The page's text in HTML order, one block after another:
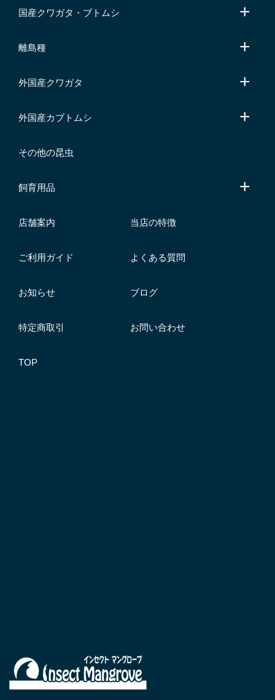
国産クワガタ・ブトムシ
離島種
外国産クワガタ
外国産カブトムシ
その他の昆虫
飼育用品
店舗案内 当店の特徴
ご利用ガイド よくある質問
お知らせ ブログ
特定商取引 お問い合わせ
TOP